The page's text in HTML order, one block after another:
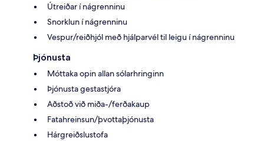
Útreiðar í nágrenninu
Snorklun í nágrenninu
Vespur/reiðhjól með hjálparvél til leigu í nágrenninu
Þjónusta
Móttaka opin allan sólarhringinn
Þjónusta gestastjóra
Aðstoð við miða-/ferðakaup
Fatahreinsun/þvottaþjónusta
Hárgreiðslustofa